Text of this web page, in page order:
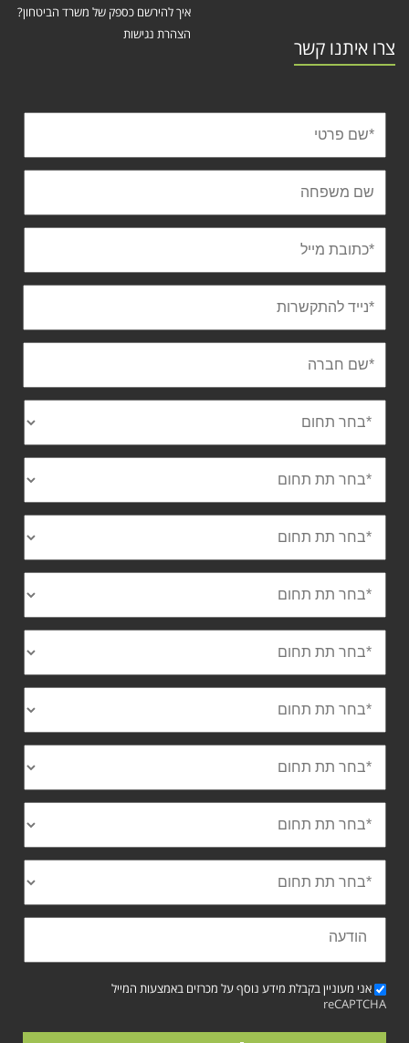
איך להירשם כספק של משרד הביטחון?
הצהרת נגישות
צרו איתנו קשר
אני מעוניין בקבלת מידע נוסף על מכרזים באמצעות המייל
reCAPTCHA